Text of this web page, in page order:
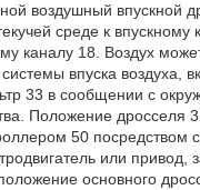
воздушный впускной
среде к впускному
каналу 18. Воздух
системы впуска воздуха,
33 в сообщении с
Положение дросселя
50 посредством
или привод,
основного